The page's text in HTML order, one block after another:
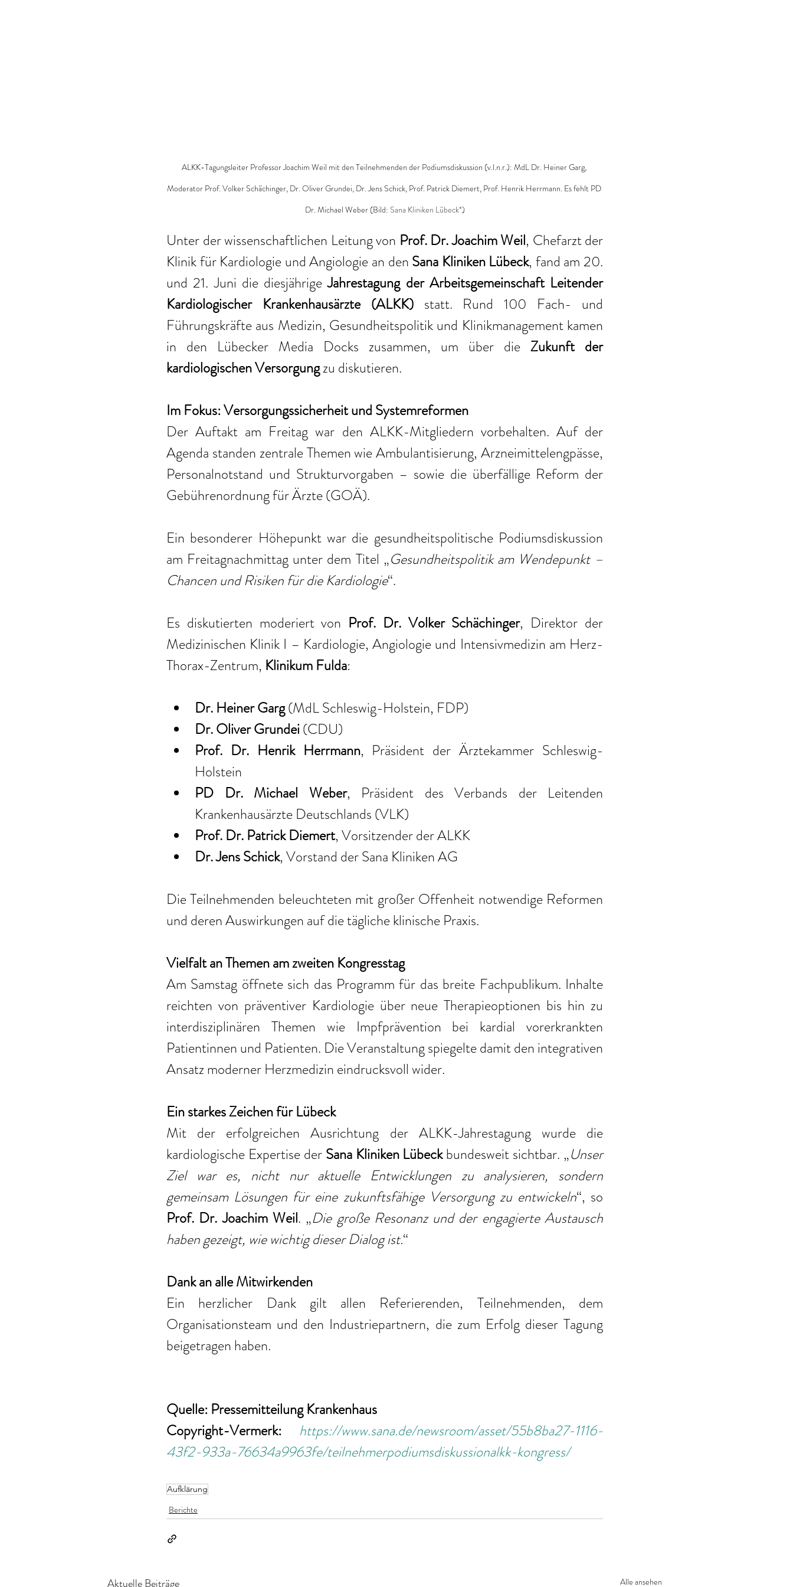
ALKK-Tagungsleiter Professor Joachim Weil mit den Teilnehmenden der Podiumsdiskussion (v.l.n.r.): MdL Dr. Heiner Garg,
Moderator Prof. Volker Schächinger, Dr. Oliver Grundei, Dr. Jens Schick, Prof. Patrick Diemert, Prof. Henrik Herrmann. Es fehlt PD
Dr. Michael Weber (Bild: Sana Kliniken Lübeck*)
Unter der wissenschaftlichen Leitung von Prof. Dr. Joachim Weil, Chefarzt der
Klinik für Kardiologie und Angiologie an den Sana Kliniken Lübeck, fand am 20.
und 21. Juni die diesjährige Jahrestagung der Arbeitsgemeinschaft Leitender
Kardiologischer Krankenhausärzte (ALKK) statt. Rund 100 Fach- und
Führungskräfte aus Medizin, Gesundheitspolitik und Klinikmanagement kamen
in den Lübecker Media Docks zusammen, um über die Zukunft der
kardiologischen Versorgung zu diskutieren.
Im Fokus: Versorgungssicherheit und Systemreformen
Der Auftakt am Freitag war den ALKK-Mitgliedern vorbehalten. Auf der
Agenda standen zentrale Themen wie Ambulantisierung, Arzneimittelengpässe,
Personalnotstand und Strukturvorgaben – sowie die überfällige Reform der
Gebührenordnung für Ärzte (GOÄ).
Ein besonderer Höhepunkt war die gesundheitspolitische Podiumsdiskussion
am Freitagnachmittag unter dem Titel „Gesundheitspolitik am Wendepunkt –
Chancen und Risiken für die Kardiologie“.
Es diskutierten moderiert von Prof. Dr. Volker Schächinger, Direktor der
Medizinischen Klinik I – Kardiologie, Angiologie und Intensivmedizin am Herz-
Thorax-Zentrum, Klinikum Fulda:
Dr. Heiner Garg (MdL Schleswig-Holstein, FDP)
Dr. Oliver Grundei (CDU)
Prof. Dr. Henrik Herrmann, Präsident der Ärztekammer Schleswig-
Holstein
PD Dr. Michael Weber, Präsident des Verbands der Leitenden
Krankenhausärzte Deutschlands (VLK)
Prof. Dr. Patrick Diemert, Vorsitzender der ALKK
Dr. Jens Schick, Vorstand der Sana Kliniken AG
Die Teilnehmenden beleuchteten mit großer Offenheit notwendige Reformen
und deren Auswirkungen auf die tägliche klinische Praxis.
Vielfalt an Themen am zweiten Kongresstag
Am Samstag öffnete sich das Programm für das breite Fachpublikum. Inhalte
reichten von präventiver Kardiologie über neue Therapieoptionen bis hin zu
interdisziplinären Themen wie Impfprävention bei kardial vorerkrankten
Patientinnen und Patienten. Die Veranstaltung spiegelte damit den integrativen
Ansatz moderner Herzmedizin eindrucksvoll wider.
Ein starkes Zeichen für Lübeck
Mit der erfolgreichen Ausrichtung der ALKK-Jahrestagung wurde die
kardiologische Expertise der Sana Kliniken Lübeck bundesweit sichtbar. „Unser
Ziel war es, nicht nur aktuelle Entwicklungen zu analysieren, sondern
gemeinsam Lösungen für eine zukunftsfähige Versorgung zu entwickeln
Prof. Dr. Joachim Weil. „Die große Resonanz und der engagierte Austausch
haben gezeigt, wie wichtig dieser Dialog ist.“
Dank an alle Mitwirkenden
Ein herzlicher Dank gilt allen Referierenden, Teilnehmenden, dem
Organisationsteam und den Industriepartnern, die zum Erfolg dieser Tagung
beigetragen haben.
Quelle: Pressemitteilung Krankenhaus
Copyright-Vermerk: https://www.sana.de/newsroom/asset/55b8ba27-1116-
43f2-933a-76634a9963fe/teilnehmerpodiumsdiskussionalkk-kongress/
Aufklärung
Berichte
Aktuelle Beiträge Alle ansehen